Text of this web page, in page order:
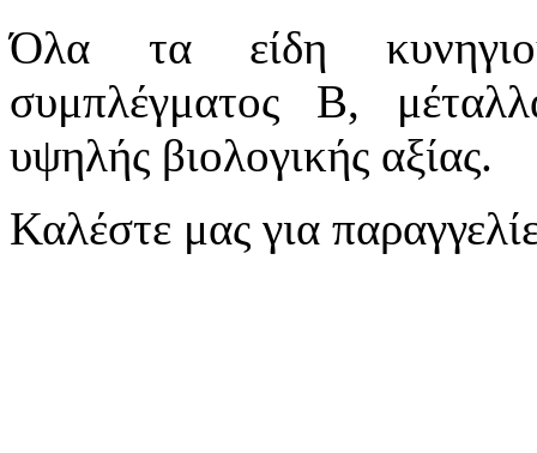
Όλα τα είδη
συμπλέγματος Β,
υψηλής βιολογικής αξίας.
Καλέστε μας για